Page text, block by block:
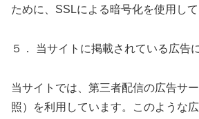
ために、SSLによる暗号化を使用して
５． 当サイトに掲載されている広告
当サイトでは、第三者配信の広告サ
照）を利用しています。このような